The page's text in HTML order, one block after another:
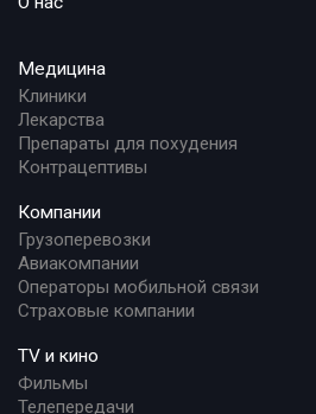
Медицина
Клиники
Лекарства
Препараты для похудения
Контрацептивы
Компании
Грузоперевозки
Авиакомпании
Операторы мобильной связи
Страховые компании
TV и кино
Фильмы
Телепередачи